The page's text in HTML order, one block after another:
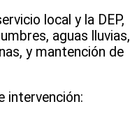
local y la DEP,
aguas lluvias,
y mantención de
intervención: